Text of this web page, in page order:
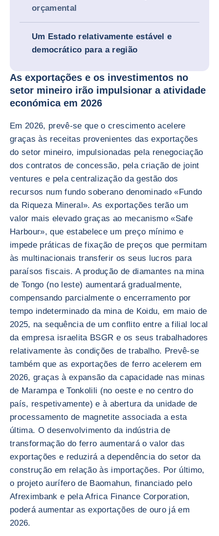
orçamental
Um Estado relativamente estável e
democrático para a região
As exportações e os investimentos no
setor mineiro irão impulsionar a atividade
económica em 2026
Em 2026, prevê-se que o crescimento acelere
graças às receitas provenientes das exportações
do setor mineiro, impulsionadas pela renegociação
dos contratos de concessão, pela criação de joint
ventures e pela centralização da gestão dos
recursos num fundo soberano denominado «Fundo
da Riqueza Mineral». As exportações terão um
valor mais elevado graças ao mecanismo «Safe
Harbour», que estabelece um preço mínimo e
impede práticas de fixação de preços que permitam
às multinacionais transferir os seus lucros para
paraísos fiscais. A produção de diamantes na mina
de Tongo (no leste) aumentará gradualmente,
compensando parcialmente o encerramento por
tempo indeterminado da mina de Koidu, em maio de
2025, na sequência de um conflito entre a filial local
da empresa israelita BSGR e os seus trabalhadores
relativamente às condições de trabalho. Prevê-se
também que as exportações de ferro acelerem em
2026, graças à expansão da capacidade nas minas
de Marampa e Tonkolili (no oeste e no centro do
país, respetivamente) e à abertura da unidade de
processamento de magnetite associada a esta
última. O desenvolvimento da indústria de
transformação do ferro aumentará o valor das
exportações e reduzirá a dependência do setor da
construção em relação às importações. Por último,
o projeto aurífero de Baomahun, financiado pelo
Afreximbank e pela Africa Finance Corporation,
poderá aumentar as exportações de ouro já em
2026.